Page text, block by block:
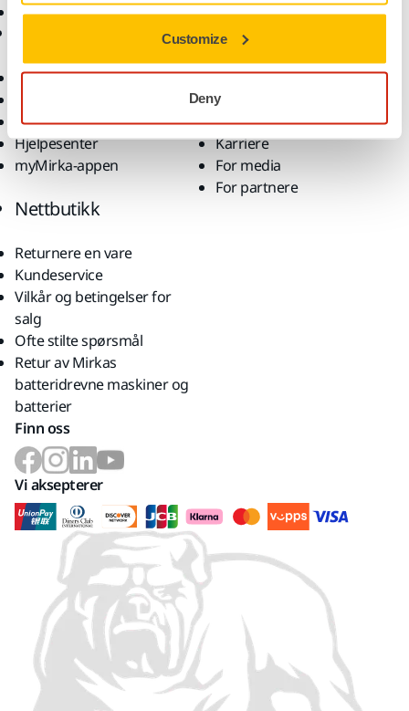
Customize
Deny
Toppmerker
Nedlastinger
Kundeservice
Hjelpesenter
myMirka-appen
Selskap
Om oss
Kontakt oss
Nyheter
Karriere
For media
For partnere
Nettbutikk
Returnere en vare
Kundeservice
Vilkår og betingelser for
salg
Ofte stilte spørsmål
Retur av Mirkas
batteridrevne maskiner og
batterier
Finn oss
Vi aksepterer